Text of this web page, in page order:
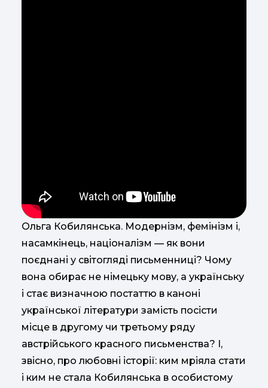
Ольга Кобилянська. Модернізм, фемінізм і,
насамкінець, націоналізм — як вони
поєднані у світогляді письменниці? Чому
вона обирає не німецьку мову, а українську
і стає визначною постаттю в каноні
української літератури замість посісти
місце в другому чи третьому ряду
австрійського красного письменства? І,
звісно, про любовні історії: ким мріяла стати
і ким не стала Кобилянська в особистому